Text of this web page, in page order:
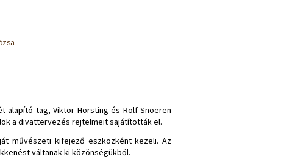
alapító tag, Viktor Horsting és Rolf Snoeren
a divattervezés rejtelmeit sajátították el.
művészeti kifejező eszközként kezeli. Az
váltanak ki közönségükből.